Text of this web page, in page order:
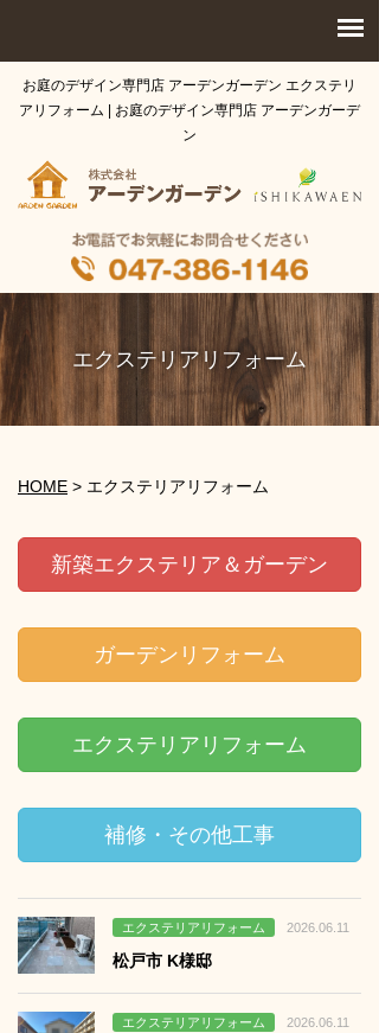
お庭のデザイン専門店 アーデンガーデン エクステリ
アリフォーム | お庭のデザイン専門店 アーデンガーデ
ン
エクステリアリフォーム
HOME > エクステリアリフォーム
新築エクステリア＆ガーデン
ガーデンリフォーム
エクステリアリフォーム
補修・その他工事
エクステリアリフォーム 2026.06.11
松戸市 K様邸
エクステリアリフォーム 2026.06.11